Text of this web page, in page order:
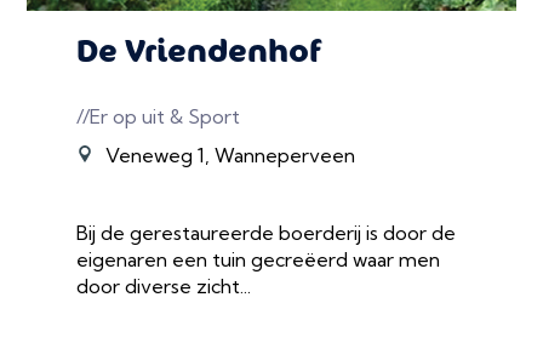
De Vriendenhof
//Er op uit & Sport
Veneweg 1, Wanneperveen
Bij de gerestaureerde boerderij is door de
eigenaren een tuin gecreëerd waar men
door diverse zicht...